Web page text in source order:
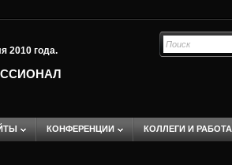
2010 года.
КОНФЕРЕНЦИИ КОЛЛЕГИ И РАБОТА